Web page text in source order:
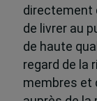
directement
de livrer au
de haute
regard de la
membres et